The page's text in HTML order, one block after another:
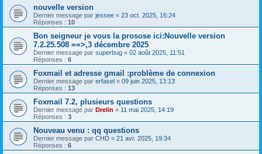
nouvelle version
Dernier message par jessee « 23 oct. 2025, 16:24
Réponses : 10
Bon seigneur je vous la prosose ici:Nouvelle version
7.2.25.508 ==>,3 décembre 2025
Dernier message par superbug « 02 août 2025, 11:51
Réponses : 6
Foxmail et adresse gmail :problème de connexion
Dernier message par erfasel « 09 juin 2025, 13:13
Réponses : 13
Foxmail 7.2, plusieurs questions
Dernier message par Drelin « 11 mai 2025, 14:19
Réponses : 3
Nouveau venu : qq questions
Dernier message par CHD « 21 avr. 2025, 19:34
Réponses : 6